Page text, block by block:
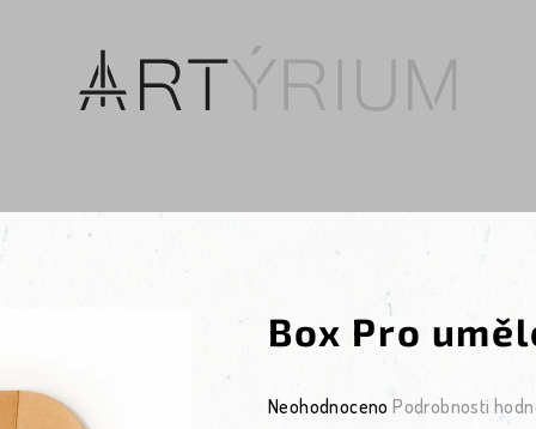
Box Pro
Průměrné hodnocení produktu je
Neohodnoceno Podrobnosti